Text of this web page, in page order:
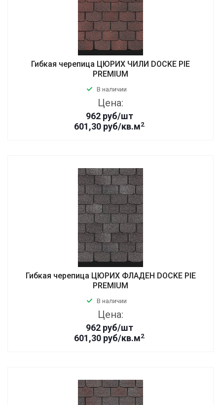
Гибкая черепица ЦЮРИХ ЧИЛИ DOCKE PIE
PREMIUM
В наличии
Цена:
962 руб/шт
601,30 руб/кв.м2
Гибкая черепица ЦЮРИХ ФЛАДЕН DOCKE PIE
PREMIUM
В наличии
Цена:
962 руб/шт
601,30 руб/кв.м2